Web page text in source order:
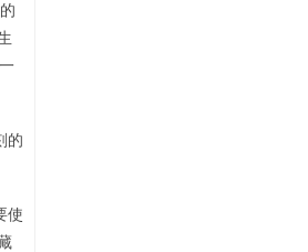
的
使